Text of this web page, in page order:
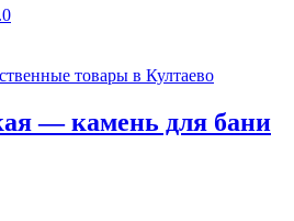
Текущая
— камень для бани